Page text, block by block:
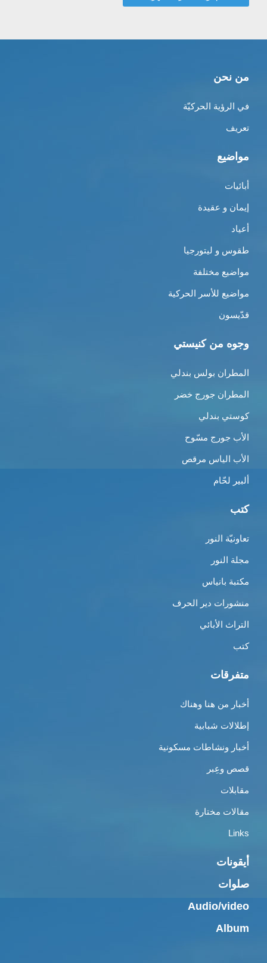
من نحن
في الرؤية الحركيّة
تعريف
مواضيع
أبائيات
إيمان و عقيدة
أعياد
طقوس و ليتورجيا
مواضيع مختلفة
مواضيع للأسر الحركية
قدّيسون
وجوه من كنيستي
المطران بولس بندلي
المطران جورج خضر
كوستي بندلي
الأب جورج مسّوح
الأب الياس مرقص
ألبير لحّام
كتب
تعاونيّة النور
مجلة النور
مكتبة بانياس
منشورات دير الحرف
التراث الأبائي
كتب
متفرقات
أخبار من هنا وهناك
إطلالات شبابية
أخبار ونشاطات مسكونية
قصص وعِبر
مقابلات
مقالات مختارة
Links
أيقونات
صلوات
Audio/video
Album